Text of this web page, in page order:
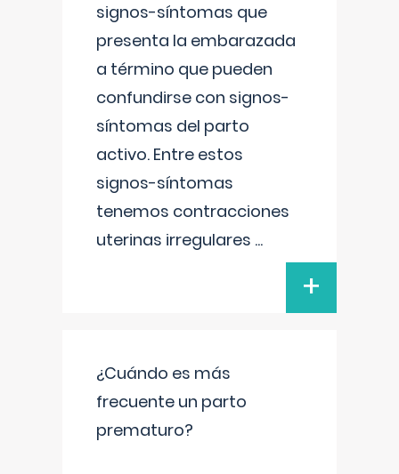
signos-síntomas que
presenta la embarazada
a término que pueden
confundirse con signos-
síntomas del parto
activo. Entre estos
signos-síntomas
tenemos contracciones
uterinas irregulares ...
+
¿Cuándo es más
frecuente un parto
prematuro?